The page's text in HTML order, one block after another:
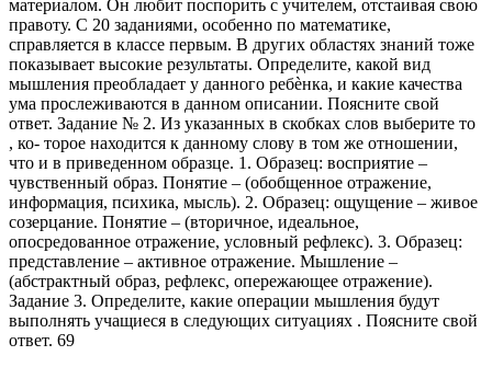
материалом. Он любит поспорить с учителем, отстаивая свою
правоту. С 20 заданиями, особенно по математике,
справляется в классе первым. В других областях знаний тоже
показывает высокие результаты. Определите, какой вид
мышления преобладает у данного ребѐнка, и какие качества
ума прослеживаются в данном описании. Поясните свой
ответ. Задание № 2. Из указанных в скобках слов выберите то
, ко- торое находится к данному слову в том же отношении,
что и в приведенном образце. 1. Образец: восприятие –
чувственный образ. Понятие – (обобщенное отражение,
информация, психика, мысль). 2. Образец: ощущение – живое
созерцание. Понятие – (вторичное, идеальное,
опосредованное отражение, условный рефлекс). 3. Образец:
представление – активное отражение. Мышление –
(абстрактный образ, рефлекс, опережающее отражение).
Задание 3. Определите, какие операции мышления будут
выполнять учащиеся в следующих ситуациях . Поясните свой
ответ. 69